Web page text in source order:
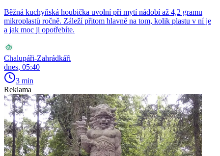
Běžná kuchyňská houbička uvolní při mytí nádobí až 4,2 gramu
mikroplastů ročně. Záleží přitom hlavně na tom, kolik plastu v ní je
a jak moc ji opotřebíte.
Chalupáři-Zahrádkáři
dnes, 05:40
3 min
Reklama